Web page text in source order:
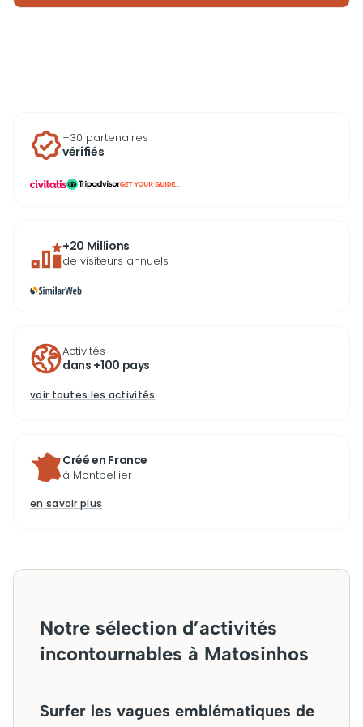
visite guidée et explorez son histoire riche et son rôle
+30 partenaires
vérifiés
...
+20 Millions
de visiteurs annuels
Activités
dans +100 pays
voir toutes les activités
Créé en France
à Montpellier
en savoir plus
Notre sélection d’activités
incontournables à Matosinhos
Surfer les vagues emblématiques de